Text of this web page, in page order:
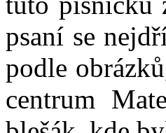
psaní se
podle
centrum